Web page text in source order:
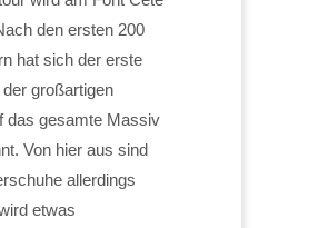
den ersten 200
hat sich der erste
großartigen
das gesamte Massiv
Von hier aus sind
allerdings
etwas